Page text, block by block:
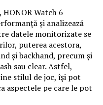
Watch 6
și analizează
datele monitorizate se
puterea acestora,
și backhand, precum și
sau clear. Astfel,
stilul de joc, își pot
aspectele pe care le pot